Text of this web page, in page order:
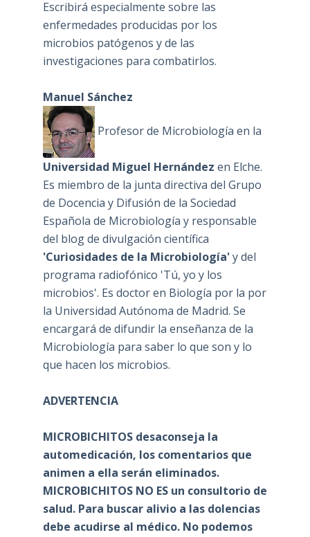
Escribirá especialmente sobre las
enfermedades producidas por los
microbios patógenos y de las
investigaciones para combatirlos.
Manuel Sánchez
Profesor de Microbiología en la
Universidad Miguel Hernández en Elche.
Es miembro de la junta directiva del Grupo
de Docencia y Difusión de la Sociedad
Española de Microbiología y responsable
del blog de divulgación científica
'Curiosidades de la Microbiología'y del
programa radiofónico 'Tú, yo y los
microbios'. Es doctor en Biología por la por
la Universidad Autónoma de Madrid. Se
encargará de difundir la enseñanza de la
Microbiología para saber lo que son y lo
que hacen los microbios.
ADVERTENCIA
MICROBICHITOS desaconseja la
automedicación, los comentarios que
animen a ella serán eliminados.
MICROBICHITOS NO ES un consultorio de
salud. Para buscar alivio a las dolencias
debe acudirse al médico. No podemos